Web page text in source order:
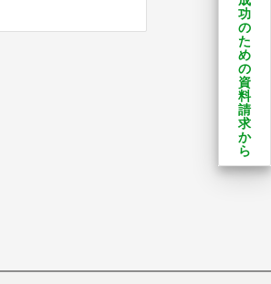
功
の
た
め
の
資
料
請
求
か
ら